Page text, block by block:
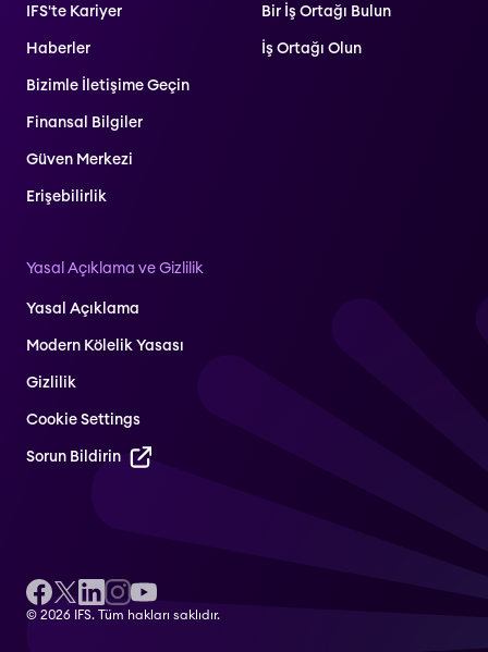
IFS'te Kariyer
Haberler
Bizimle İletişime Geçin
Finansal Bilgiler
Güven Merkezi
Erişebilirlik
Bir İş Ortağı Bulun
İş Ortağı Olun
Yasal Açıklama ve Gizlilik
Yasal Açıklama
Modern Kölelik Yasası
Gizlilik
Cookie Settings
Sorun Bildirin
© 2026 IFS. Tüm hakları saklıdır.